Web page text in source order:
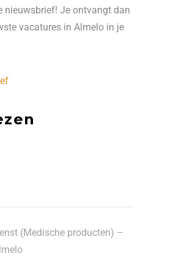
nieuwsbrief! Je ontvangt dan
vacatures in Almelo in je
(Medische producten) –